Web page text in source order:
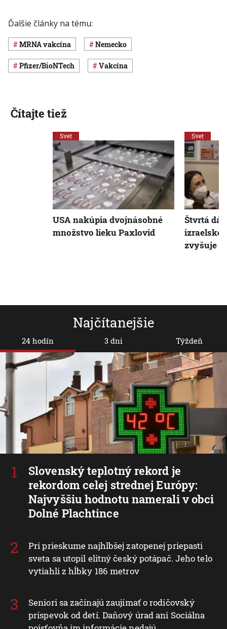
Ďalšie články na tému:
mRNA vakcína Nemecko
Pfizer/BioNTech vakcína
Najčítanejšie
24 hodín
Slovenský teplotný rekord je
rekordom celej strednej Európy:
Najvyššiu hodnotu namerali v obci
Dolné Plachtince
Pri prieskume najhlbšej zatopenej priepasti
sveta sa utopil elitný český potápač. Jeho telo
vytiahli z hĺbky 186 metrov
Seniori sa začínajú zaujímať o rodičovský
príspevok od detí. Daňový úrad ani Sociálna
3 dni Týždeň
Čítajte tiež
Svet
USA nakúpia dvojnásobné
množstvo lieku Paxlovid
Svet
Štvrtá
izraelskej
zvyšuje